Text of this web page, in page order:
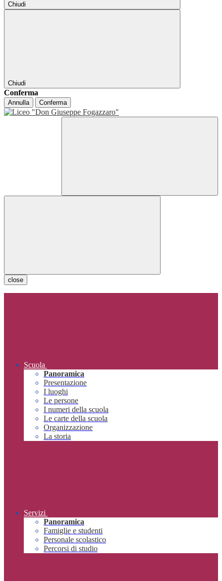
Chiudi
Chiudi
Conferma
Annulla Conferma
close
Scuola
Panoramica
Presentazione
I luoghi
Le persone
I numeri della scuola
Le carte della scuola
Organizzazione
La storia
Servizi
Panoramica
Famiglie e studenti
Personale scolastico
Percorsi di studio